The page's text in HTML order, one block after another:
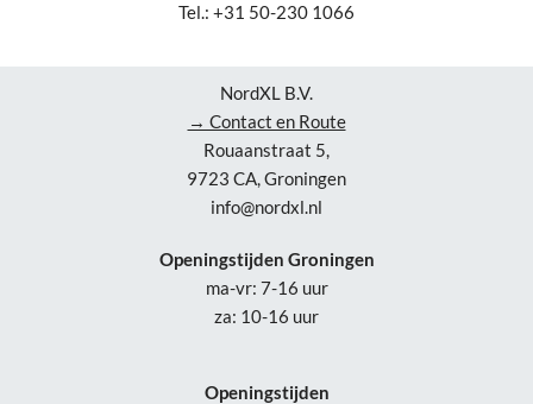
Tel.: +31 50-230 1066
NordXL B.V.
→ Contact en Route
Rouaanstraat 5,
9723 CA, Groningen
info@nordxl.nl
Openingstijden Groningen
ma-vr: 7-16 uur
za: 10-16 uur
Openingstijden